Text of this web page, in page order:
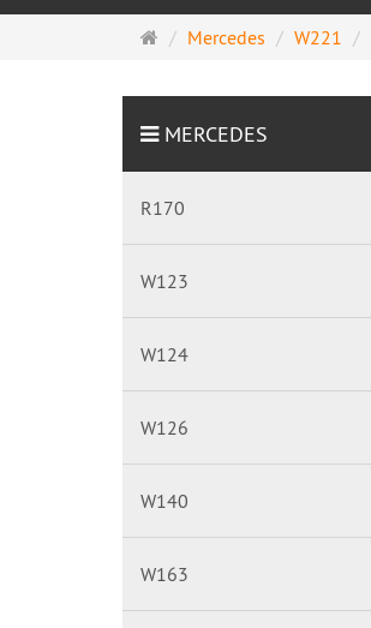
Startseite
Mercedes W221
MERCEDES
R170
W123
W124
W126
W140
W163